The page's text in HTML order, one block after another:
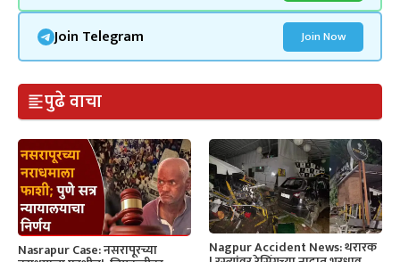
Join Telegram Join Now
पुढे वाचा
Nasrapur Case: नसरापूरच्या Nagpur Accident News: थरारक